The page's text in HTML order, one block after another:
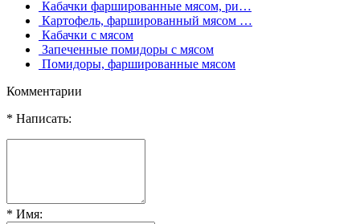
Кабачки фаршированные мясом, ри…
Картофель, фаршированный мясом …
Кабачки с мясом
Запеченные помидоры с мясом
Помидоры, фаршированные мясом
Комментарии
* Написать:
* Имя: